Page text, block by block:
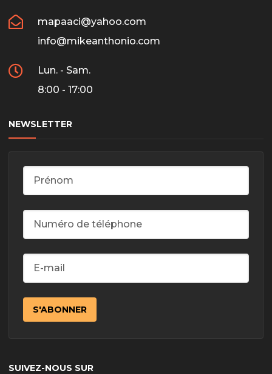
mapaaci@yahoo.com
info@mikeanthonio.com
Lun. - Sam.
8:00 - 17:00
NEWSLETTER
SUIVEZ-NOUS SUR